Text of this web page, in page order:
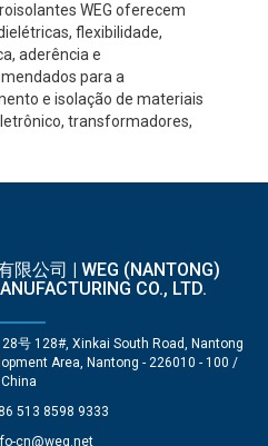
WEG oferecem
flexibilidade,
aderência e
para a
e isolação de materiais
transformadores,
限公司 | WEG (NANTONG)
CO., LTD.
号 128#, Xinkai South Road, Nantong
Area, Nantong - 226010 - 100 /
China
513 8598 9333
cn@weg.net